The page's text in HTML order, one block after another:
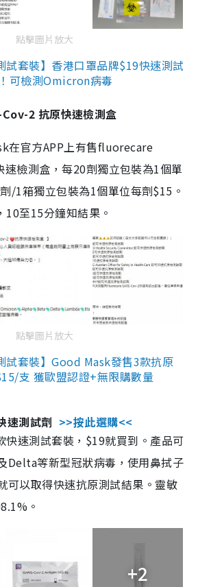
點擊圖片放大
試套裝】香港口罩品牌$19快速測試
可檢測Omicron病毒
2 抗原快速檢測盒
在官方APP上有售fluorecare
速檢測盒，每20劑獨立包裝為1個單
/1箱獨立包裝為1個單位每劑$15。
10至15分鐘知結果。
點擊圖片放大
試套裝】Good Mask發售3款抗原
支 獲歐盟認證+無限購數量
速測試劑 >>按此選購<<
快速測試套裝，$19就買到。產品可
Delta等新型冠狀病毒，使用鼻拭子
可以取得快速抗原測試結果。靈敏
。
+2